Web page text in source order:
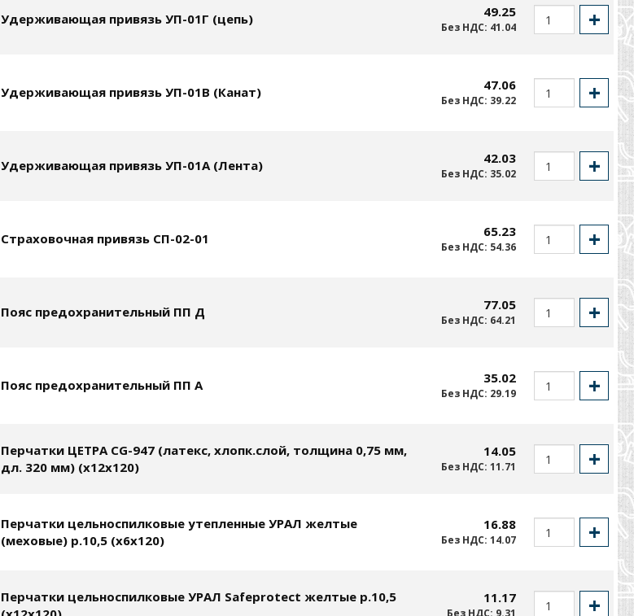
Удерживающая привязь УП-01Г (цепь) 49.25
Без НДС: 41.04
Удерживающая привязь УП-01В (Канат) 47.06
Без НДС: 39.22
Удерживающая привязь УП-01А (Лента) 42.03
Без НДС: 35.02
Страховочная привязь СП-02-01 65.23
Без НДС: 54.36
Пояс предохранительный ПП Д 77.05
Без НДС: 64.21
Пояс предохранительный ПП А 35.02
Без НДС: 29.19
Перчатки ЦЕТРА СG-947 (латекс, хлопк.слой, толщина 0,75 мм,
дл. 320 мм) (х12х120)
14.05
Без НДС: 11.71
Перчатки цельноспилковые утепленные УРАЛ желтые
(меховые) р.10,5 (х6х120)
16.88
Без НДС: 14.07
Перчатки цельноспилковые УРАЛ Safeprotect желтые р.10,5
11.17
Без НДС: 9.31